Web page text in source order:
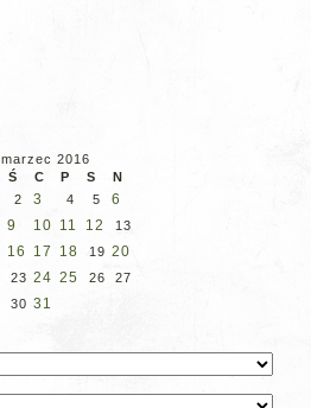
marzec 2016
Ś C P S
N
2 3 4 5
6
9 10 11 12 13
16 17 18 19 20
23 24 25 26
27
30 31